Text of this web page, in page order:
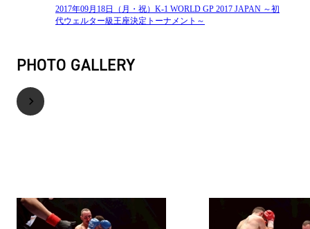
2017年09月18日（月・祝）K-1 WORLD GP 2017 JAPAN ～初
代ウェルター級王座決定トーナメント～
PHOTO GALLERY